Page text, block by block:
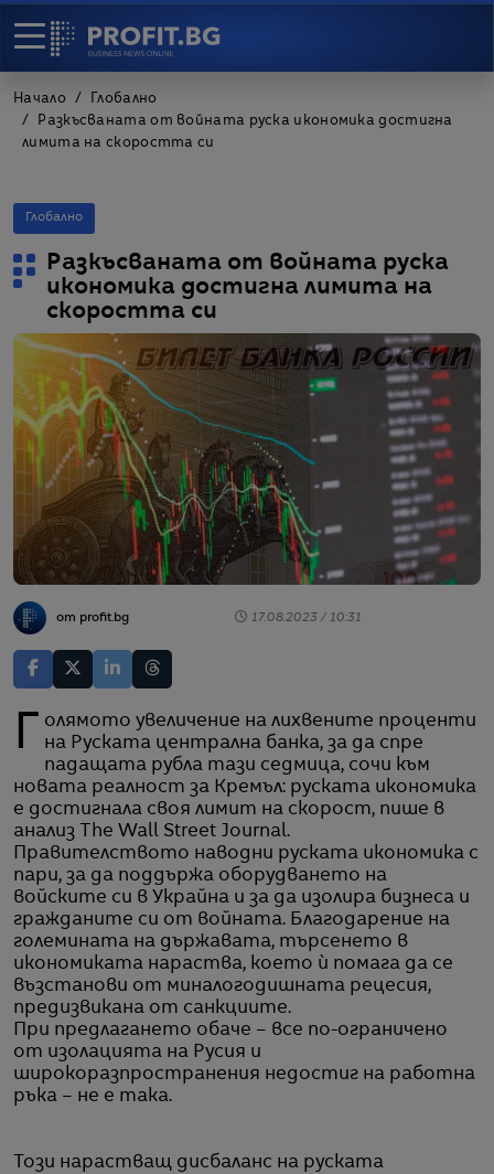
Начало
Глобално
Разкъсваната от войната руска икономика достигна
лимита на скоростта си
Глобално
Разкъсваната от войната руска
икономика достигна лимита на
скоростта си
от profit.bg 17.08.2023 / 10:31
Голямото увеличение на лихвените проценти
на Руската централна банка, за да спре
падащата рубла тази седмица, сочи към
новата реалност за Кремъл: руската икономика
е достигнала своя лимит на скорост, пише в
анализ The Wall Street Journal.
Правителството наводни руската икономика с
пари, за да поддържа оборудването на
войските си в Украйна и за да изолира бизнеса и
гражданите си от войната. Благодарение на
големината на държавата, търсенето в
икономиката нараства, което ѝ помага да се
възстанови от миналогодишната рецесия,
предизвикана от санкциите.
При предлагането обаче – все по-ограничено
от изолацията на Русия и
широкоразпространения недостиг на работна
ръка – не е така.
Този нарастващ дисбаланс на руската